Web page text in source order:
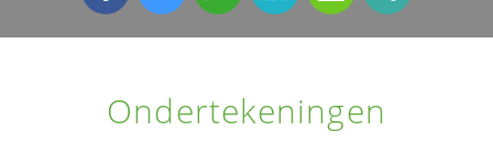
Ondertekeningen